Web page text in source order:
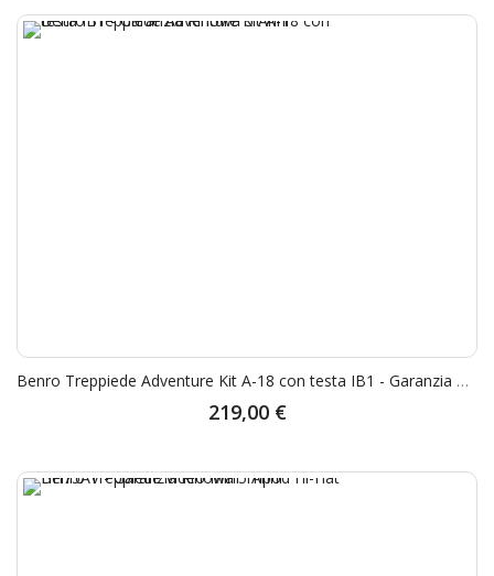
Benro Treppiede Adventure Kit A-18 con testa IB1 - Garanzia Rinowa 5 Anni
219,00 €